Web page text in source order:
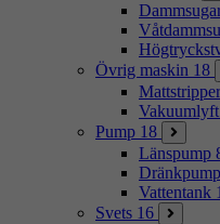
Övrig maskin 18
Mattstripper
Vakuumlyft
Pump 18
Länspump
Dränkpump
Vattentank 1
Svets 16